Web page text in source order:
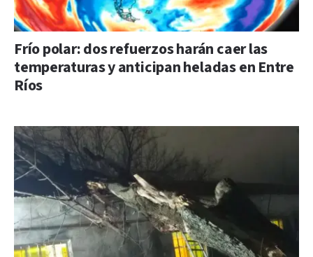
Frío polar: dos refuerzos harán caer las
temperaturas y anticipan heladas en Entre
Ríos